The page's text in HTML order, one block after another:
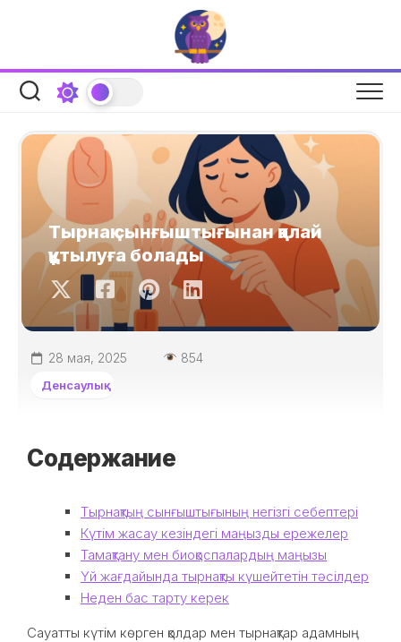
Тырнақ сынғыштығынан қалай
құтылуға болады
28 мая, 2025 854
Денсаулық
Содержание
Тырнақтың сынғыштығының негізгі себептері
Күтім жасау кезіндегі маңызды ережелер
Тамақтану мен биоқоспалардың маңызы
Үй жағдайында тырнақты күшейтетін тәсілдер
Неден бас тарту керек
Сауатты күтім көрген қолдар мен тырнақтар адамның